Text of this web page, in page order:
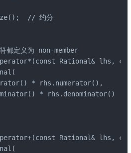
// 约分
都定义为 non-member
Rational& lhs,
* rhs.numerator(),
* rhs.denominator()
Rational& lhs,